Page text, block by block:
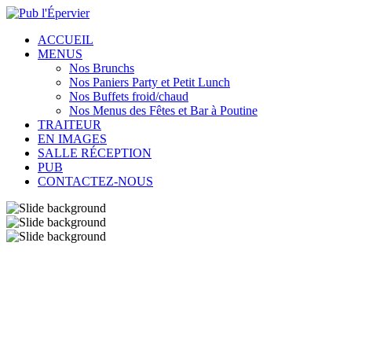
ACCUEIL
MENUS
Nos Brunchs
Nos Paniers Party et Petit Lunch
Nos Buffets froid/chaud
Nos Menus des Fêtes et Bar à Poutine
TRAITEUR
EN IMAGES
SALLE RÉCEPTION
PUB
CONTACTEZ-NOUS